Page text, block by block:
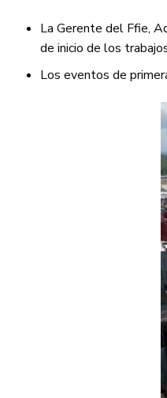
La Gerente del Ffie,
de inicio de los
Los eventos de